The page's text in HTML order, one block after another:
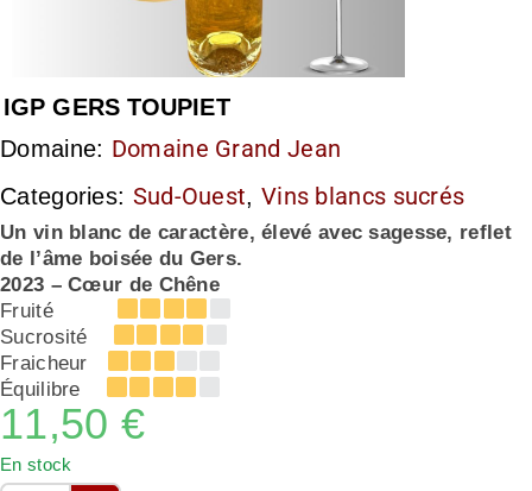
IGP GERS TOUPIET
Domaine: Domaine Grand Jean
Categories: Sud-Ouest, Vins blancs sucrés
Un vin blanc de caractère, élevé avec sagesse, reflet
de l’âme boisée du Gers.
2023 – Cœur de Chêne
Fruité
Sucrosité
Fraicheur
Équilibre
11,50 €
En stock